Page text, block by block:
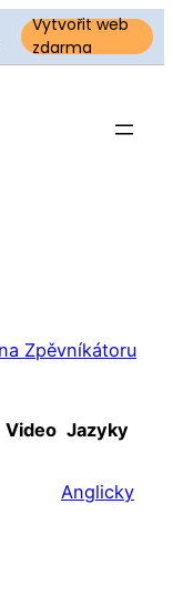
Vytvořit web
zdarma
Video Jazyky
Anglicky